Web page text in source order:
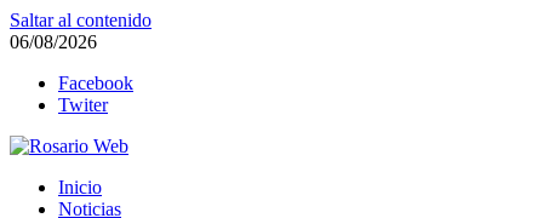
Saltar al contenido
06/08/2026
Facebook
Twiter
Rosario Web
Todas la noticias de Rosario y la zona
Inicio
Noticias